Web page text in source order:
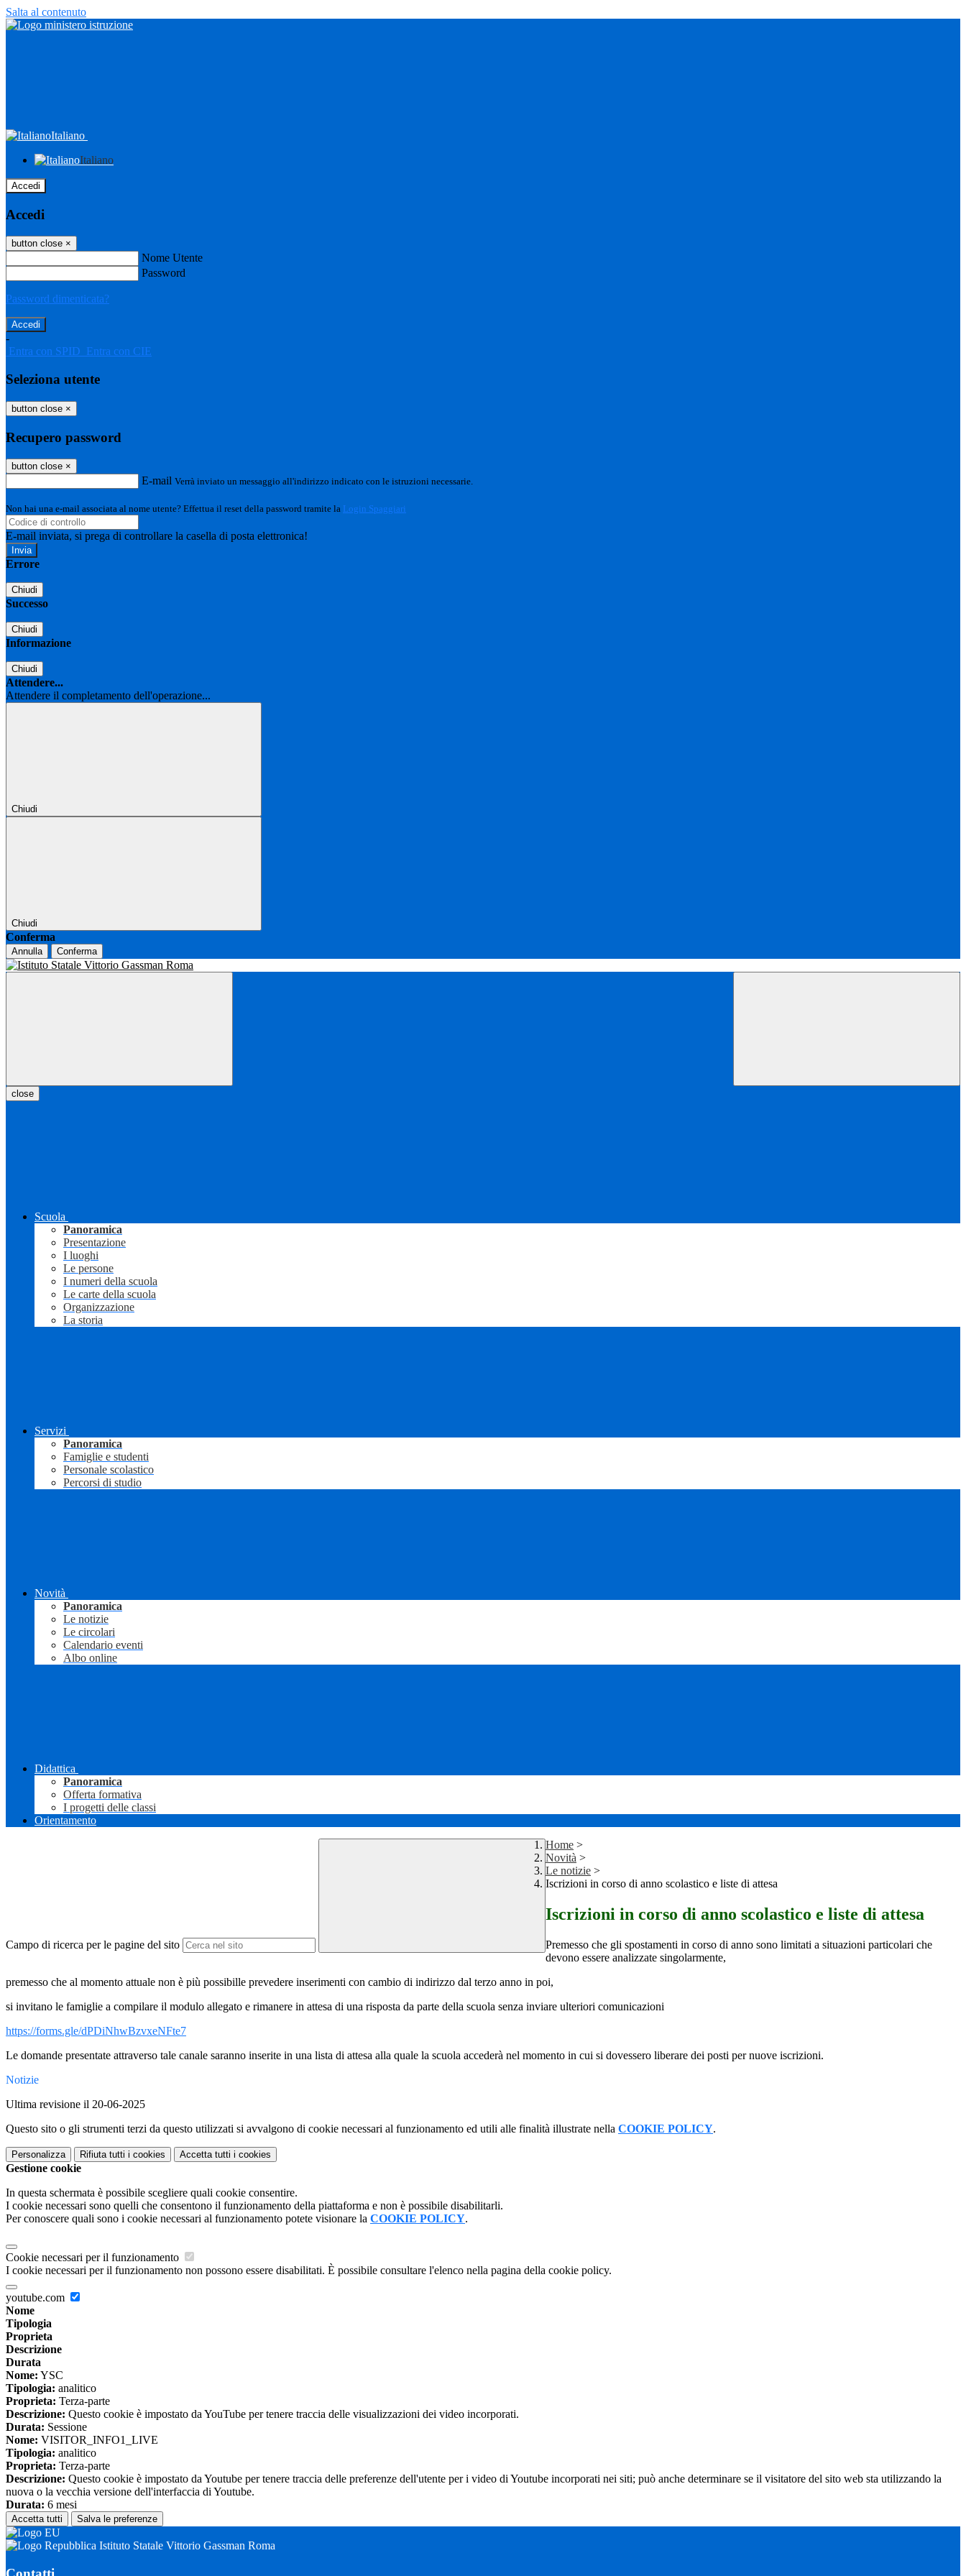
Salta al contenuto
Italiano
Italiano
Accedi
Accedi
button close ×
Nome Utente
Password
Password dimenticata?
-
Entra con SPID Entra con CIE
Seleziona utente
button close ×
Recupero password
button close ×
E-mail Verrà inviato un messaggio all'indirizzo indicato con le istruzioni necessarie.
Non hai una e-mail associata al nome utente? Effettua il reset della password tramite la Login Spaggiari
E-mail inviata, si prega di controllare la casella di posta elettronica!
Errore
Chiudi
Successo
Chiudi
Informazione
Chiudi
Attendere...
Attendere il completamento dell'operazione...
Chiudi
Chiudi
Conferma
Annulla Conferma
close
Scuola
Panoramica
Presentazione
I luoghi
Le persone
I numeri della scuola
Le carte della scuola
Organizzazione
La storia
Servizi
Panoramica
Famiglie e studenti
Personale scolastico
Percorsi di studio
Novità
Panoramica
Le notizie
Le circolari
Calendario eventi
Albo online
Didattica
Panoramica
Offerta formativa
I progetti delle classi
Orientamento
Campo di ricerca per le pagine del sito
Home >
Novità >
Le notizie >
Iscrizioni in corso di anno scolastico e liste di attesa
Iscrizioni in corso di anno scolastico e liste di attesa
Premesso che gli spostamenti in corso di anno sono limitati a situazioni particolari che
devono essere analizzate singolarmente,
premesso che al momento attuale non è più possibille prevedere inserimenti con cambio di indirizzo dal terzo anno in poi,
si invitano le famiglie a compilare il modulo allegato e rimanere in attesa di una risposta da parte della scuola senza inviare ulteriori comunicazioni
https://forms.gle/dPDiNhwBzvxeNFte7
Le domande presentate attraverso tale canale saranno inserite in una lista di attesa alla quale la scuola accederà nel momento in cui si dovessero liberare dei posti per nuove iscrizioni.
Notizie
Ultima revisione il 20-06-2025
Questo sito o gli strumenti terzi da questo utilizzati si avvalgono di cookie necessari al funzionamento ed utili alle finalità illustrate nella COOKIE POLICY.
Personalizza Rifiuta tutti i cookies Accetta tutti i cookies
Gestione cookie
In questa schermata è possibile scegliere quali cookie consentire.
I cookie necessari sono quelli che consentono il funzionamento della piattaforma e non è possibile disabilitarli.
Per conoscere quali sono i cookie necessari al funzionamento potete visionare la COOKIE POLICY.
Cookie necessari per il funzionamento
I cookie necessari per il funzionamento non possono essere disabilitati. È possibile consultare l'elenco nella pagina della cookie policy.
youtube.com
Nome
Tipologia
Proprieta
Descrizione
Durata
Nome: YSC
Tipologia: analitico
Proprieta: Terza-parte
Descrizione: Questo cookie è impostato da YouTube per tenere traccia delle visualizzazioni dei video incorporati.
Durata: Sessione
Nome: VISITOR_INFO1_LIVE
Tipologia: analitico
Proprieta: Terza-parte
Descrizione: Questo cookie è impostato da Youtube per tenere traccia delle preferenze dell'utente per i video di Youtube incorporati nei siti; può anche determinare se il visitatore del sito web sta utilizzando la
nuova o la vecchia versione dell'interfaccia di Youtube.
Durata: 6 mesi
Accetta tutti Salva le preferenze
Istituto Statale Vittorio Gassman Roma